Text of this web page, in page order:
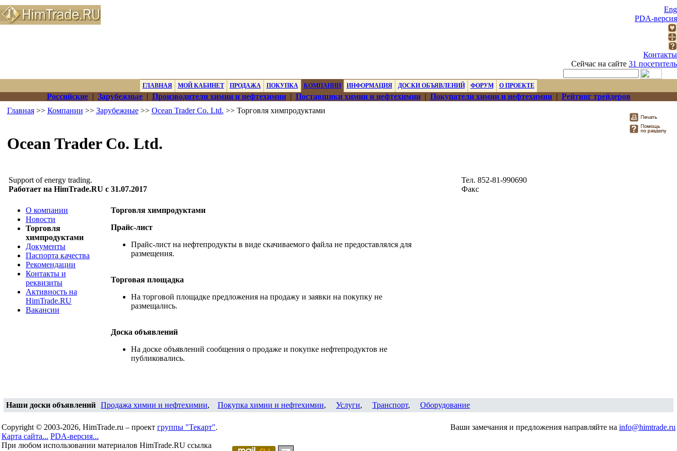
Eng
PDA-версия
Контакты
Сейчас на сайте 31 посетитель
ГЛАВНАЯ МОЙ КАБИНЕТ ПРОДАЖА ПОКУПКА КОМПАНИИ ИНФОРМАЦИЯ ДОСКИ ОБЪЯВЛЕНИЙ ФОРУМ О ПРОЕКТЕ
Российские| Зарубежные| Производители химии и нефтехимии| Поставщики химии и нефтехимии| Покупатели химии и нефтехимии| Рейтинг трейдеров
Главная>> Компании >> Зарубежные>> Ocean Trader Co. Ltd. >> Торговля химпродуктами
Ocean Trader Co. Ltd.
Support of energy trading.
Работает на HimTrade.RU с 31.07.2017
Тел. 852-81-990690
Факс
О компании
Новости
Торговля
химпродуктами
Документы
Паспорта качества
Рекомендации
Контакты и
реквизиты
Активность на
HimTrade.RU
Вакансии
Торговля химпродуктами
Прайс-лист
Прайс-лист на нефтепродукты в виде скачиваемого файла не предоставлялся для
размещения.
Торговая площадка
На торговой площадке предложения на продажу и заявки на покупку не
размещались.
Доска объявлений
На доске объявлений сообщения о продаже и покупке нефтепродуктов не
публиковались.
Наши доски объявлений Продажа химии и нефтехимии, Покупка химии и нефтехимии, Услуги, Транспорт, Оборудование
Copyright © 2003-2026, HimTrade.ru – проект группы "Текарт".
Карта сайта... PDA-версия...
При любом использовании материалов HimTrade.RU ссылка
Ваши замечания и предложения направляйте на info@himtrade.ru